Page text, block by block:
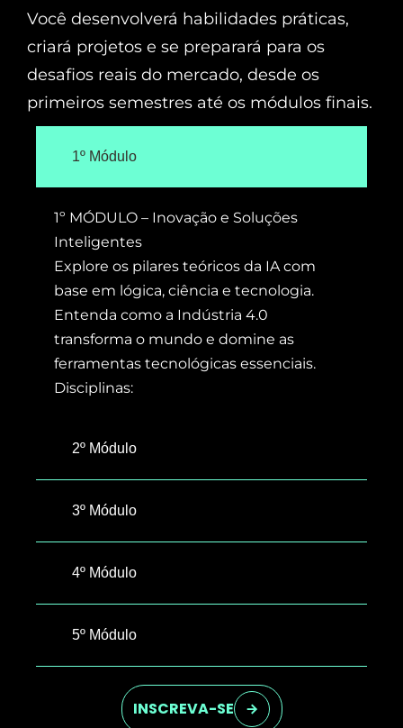
Você desenvolverá habilidades práticas,
criará projetos e se preparará para os
desafios reais do mercado, desde os
primeiros semestres até os módulos finais.
1º Módulo
2º Módulo
3º Módulo
4º Módulo
5º Módulo
1º MÓDULO – Inovação e Soluções
Inteligentes
Explore os pilares teóricos da IA com
base em lógica, ciência e tecnologia.
Entenda como a Indústria 4.0
transforma o mundo e domine as
ferramentas tecnológicas essenciais.
Disciplinas:
INSCREVA-SE